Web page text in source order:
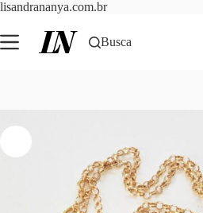
lisandrananya.com.brPular
o
conteúdo
Busca